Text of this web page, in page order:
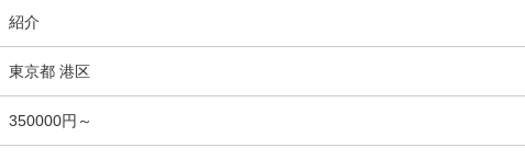
紹介
東京都 港区
350000円～